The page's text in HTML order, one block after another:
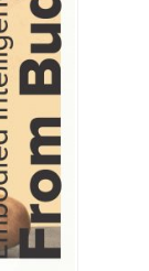
l'emploi